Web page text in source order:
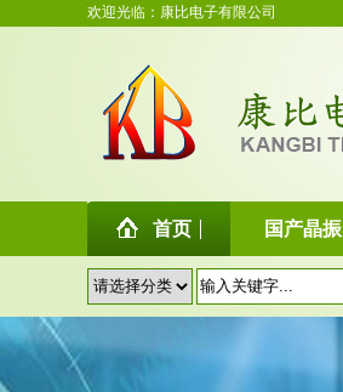
欢迎光临：康比电子有限公司
首页 国产晶振